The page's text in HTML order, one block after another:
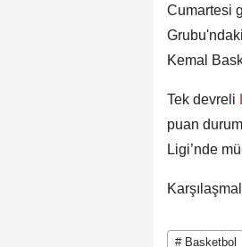
Cumartesi
Kemal
Tek devreli
puan
Ligi’nde
# Basketbol